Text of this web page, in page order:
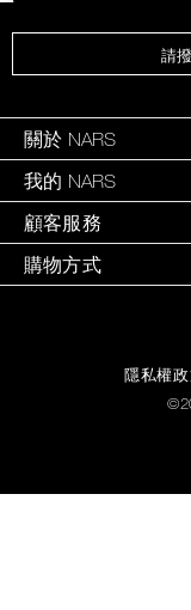
保養
請
關於 NARS
我的 NARS
顧客服務
購物方式
隱私權
©